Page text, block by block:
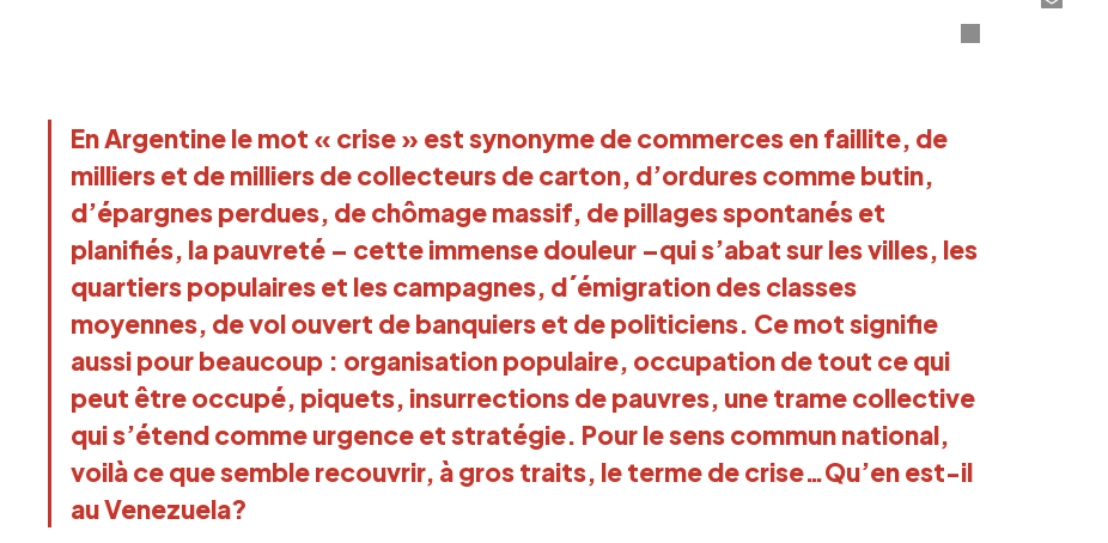
En Argentine le mot « crise » est synonyme de commerces en faillite, de
milliers et de milliers de collecteurs de carton, d’ordures comme butin,
d’épargnes perdues, de chômage massif, de pillages spontanés et
planifiés, la pauvreté – cette immense douleur –qui s’abat sur les villes, les
quartiers populaires et les campagnes, d´émigration des classes
moyennes, de vol ouvert de banquiers et de politiciens. Ce mot signifie
aussi pour beaucoup : organisation populaire, occupation de tout ce qui
peut être occupé, piquets, insurrections de pauvres, une trame collective
qui s’étend comme urgence et stratégie. Pour le sens commun national,
voilà ce que semble recouvrir, à gros traits, le terme de crise…Qu’en est-il
au Venezuela?
Email